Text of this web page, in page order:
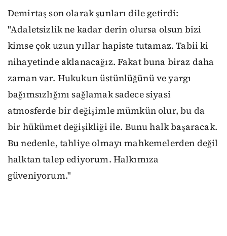
Demirtaş son olarak şunları dile getirdi:
"Adaletsizlik ne kadar derin olursa olsun bizi
kimse çok uzun yıllar hapiste tutamaz. Tabii ki
nihayetinde aklanacağız. Fakat buna biraz daha
zaman var. Hukukun üstünlüğünü ve yargı
bağımsızlığını sağlamak sadece siyasi
atmosferde bir değişimle mümkün olur, bu da
bir hükümet değişikliği ile. Bunu halk başaracak.
Bu nedenle, tahliye olmayı mahkemelerden değil
halktan talep ediyorum. Halkımıza
güveniyorum."